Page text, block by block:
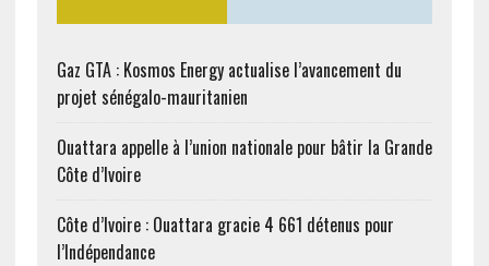
Gaz GTA : Kosmos Energy actualise l’avancement du
projet sénégalo-mauritanien
Ouattara appelle à l’union nationale pour bâtir la Grande
Côte d’Ivoire
Côte d’Ivoire : Ouattara gracie 4 661 détenus pour
l’Indépendance